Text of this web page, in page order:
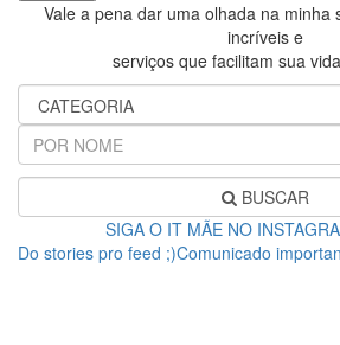
Vale a pena dar uma olhada na minha
incríveis e
serviços que facilitam sua
BUSCAR
SIGA O IT MÃE NO
Do stories pro feed ;)Comunicado